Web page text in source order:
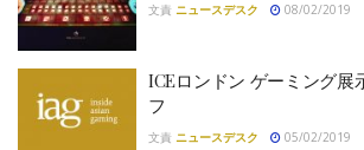
文責 ニュースデスク 08/02/2019
ICEロンドン ゲーミング展
フ
文責 ニュースデスク 05/02/2019